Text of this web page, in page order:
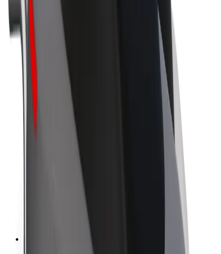
Про компанію Bolt
Сталий розвиток у Bolt
Проєкт Нуль
Пресцентр
Правила використання бренду
Зв’язки з інвесторами
Урбаністичний фонд